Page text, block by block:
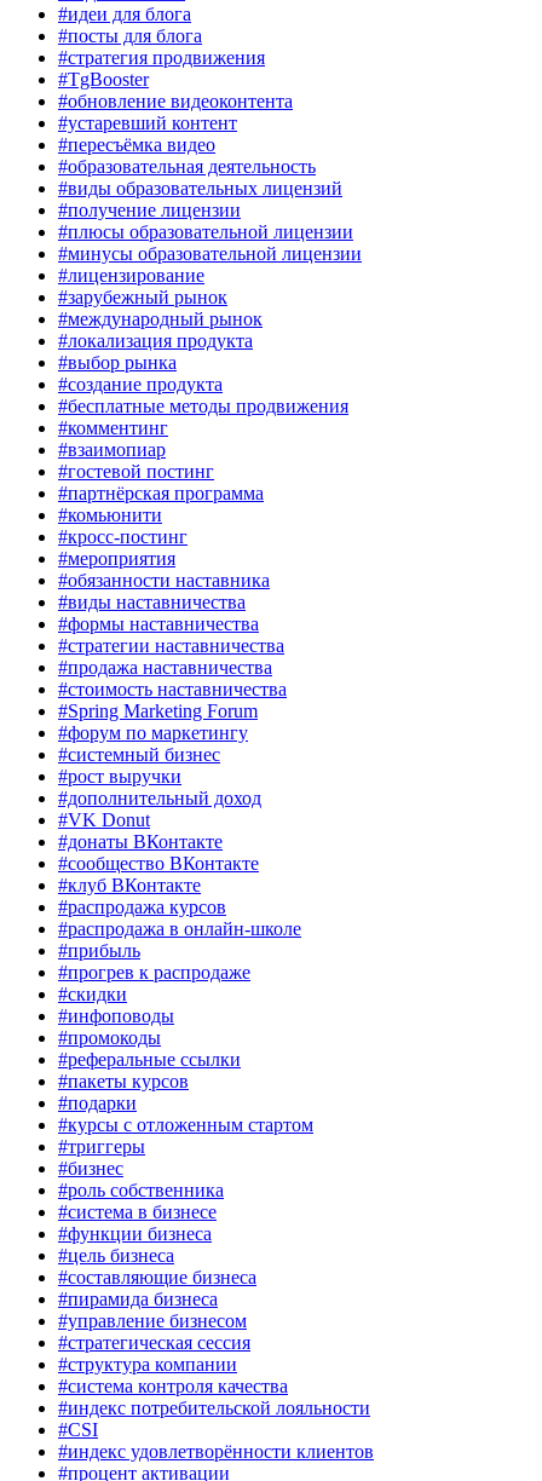
#идеи для блога
#посты для блога
#стратегия продвижения
#TgBooster
#обновление видеоконтента
#устаревший контент
#пересъёмка видео
#образовательная деятельность
#виды образовательных лицензий
#получение лицензии
#плюсы образовательной лицензии
#минусы образовательной лицензии
#лицензирование
#зарубежный рынок
#международный рынок
#локализация продукта
#выбор рынка
#создание продукта
#бесплатные методы продвижения
#комментинг
#взаимопиар
#гостевой постинг
#партнёрская программа
#комьюнити
#кросс-постинг
#мероприятия
#обязанности наставника
#виды наставничества
#формы наставничества
#стратегии наставничества
#продажа наставничества
#стоимость наставничества
#Spring Marketing Forum
#форум по маркетингу
#системный бизнес
#рост выручки
#дополнительный доход
#VK Donut
#донаты ВКонтакте
#сообщество ВКонтакте
#клуб ВКонтакте
#распродажа курсов
#распродажа в онлайн-школе
#прибыль
#прогрев к распродаже
#скидки
#инфоповоды
#промокоды
#реферальные ссылки
#пакеты курсов
#подарки
#курсы с отложенным стартом
#триггеры
#бизнес
#роль собственника
#система в бизнесе
#функции бизнеса
#цель бизнеса
#составляющие бизнеса
#пирамида бизнеса
#управление бизнесом
#стратегическая сессия
#структура компании
#система контроля качества
#индекс потребительской лояльности
#CSI
#индекс удовлетворённости клиентов
#процент активации